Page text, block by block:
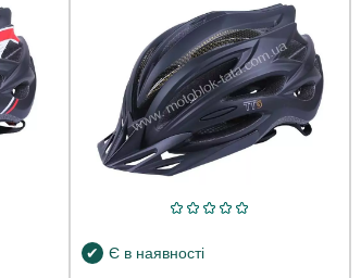
Є в наявності